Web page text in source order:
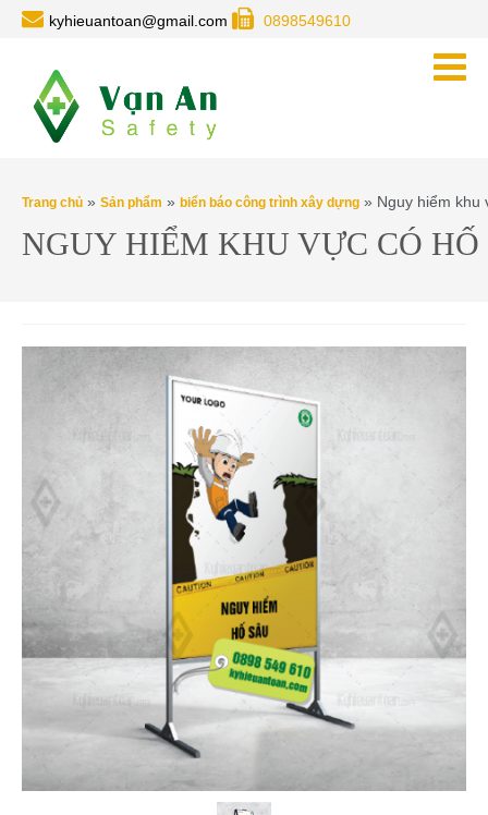
kyhieuantoan@gmail.com 0898549610
Trang chủ » Sản phẩm » biển báo công trình xây dựng » Nguy hiểm khu
NGUY HIỂM KHU VỰC CÓ HỐ